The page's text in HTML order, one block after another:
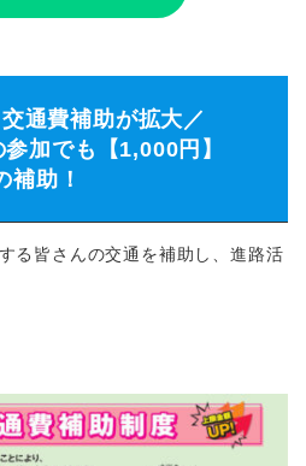
通費補助が拡大／
加でも【1,000円】
補助！
る皆さんの交通を補助し、進路活